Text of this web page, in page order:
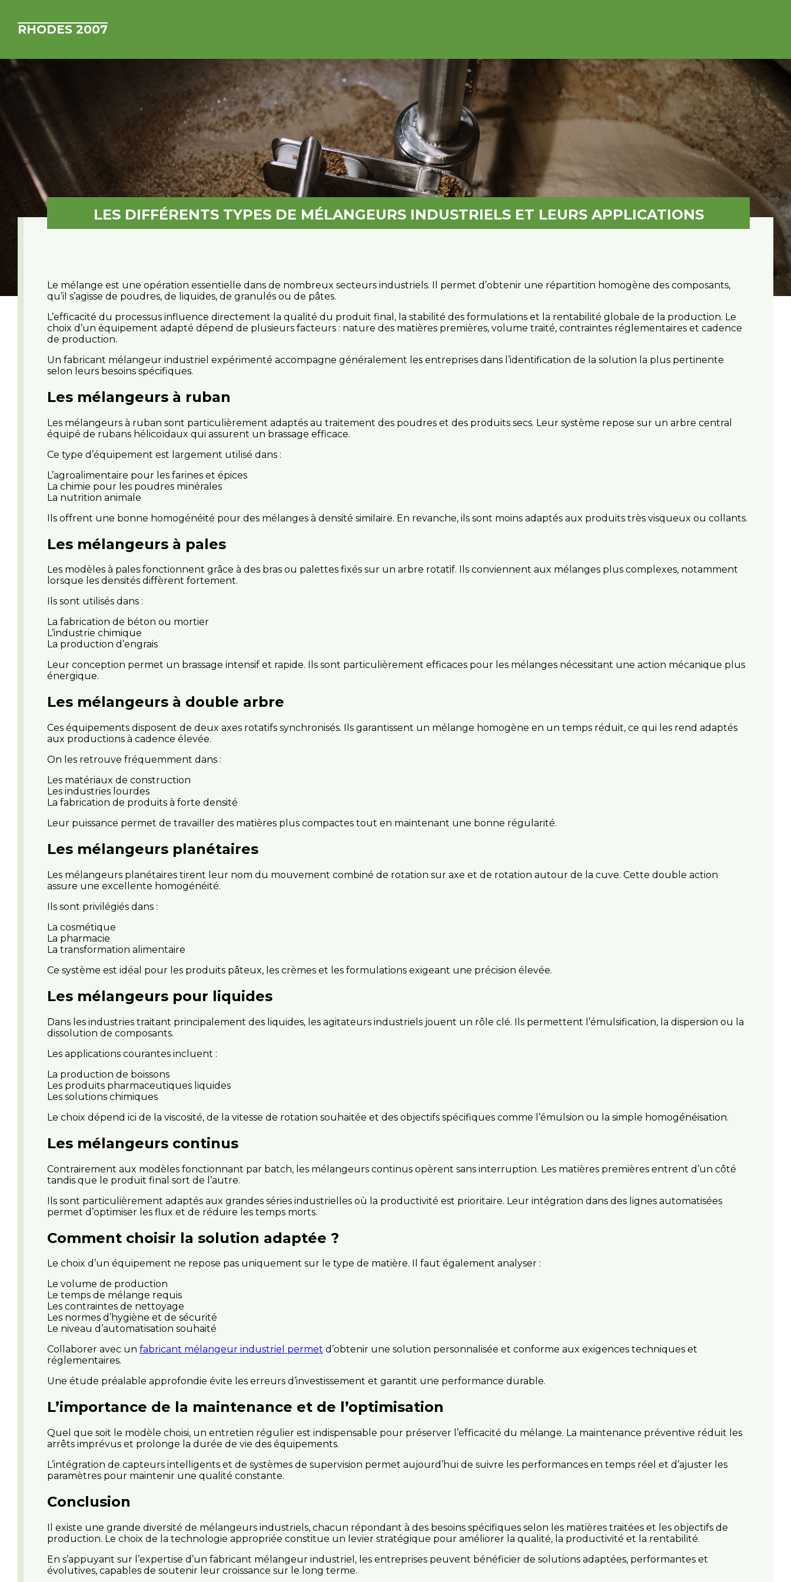
RHODES 2007
LES DIFFÉRENTS TYPES DE MÉLANGEURS INDUSTRIELS ET LEURS APPLICATIONS
Le mélange est une opération essentielle dans de nombreux secteurs industriels. Il permet d’obtenir une répartition homogène des composants,
qu’il s’agisse de poudres, de liquides, de granulés ou de pâtes.
L’efficacité du processus influence directement la qualité du produit final, la stabilité des formulations et la rentabilité globale de la production. Le
choix d’un équipement adapté dépend de plusieurs facteurs : nature des matières premières, volume traité, contraintes réglementaires et cadence
de production.
Un fabricant mélangeur industriel expérimenté accompagne généralement les entreprises dans l’identification de la solution la plus pertinente
selon leurs besoins spécifiques.
Les mélangeurs à ruban
Les mélangeurs à ruban sont particulièrement adaptés au traitement des poudres et des produits secs. Leur système repose sur un arbre central
équipé de rubans hélicoïdaux qui assurent un brassage efficace.
Ce type d’équipement est largement utilisé dans :
L’agroalimentaire pour les farines et épices
La chimie pour les poudres minérales
La nutrition animale
Ils offrent une bonne homogénéité pour des mélanges à densité similaire. En revanche, ils sont moins adaptés aux produits très visqueux ou collants.
Les mélangeurs à pales
Les modèles à pales fonctionnent grâce à des bras ou palettes fixés sur un arbre rotatif. Ils conviennent aux mélanges plus complexes, notamment
lorsque les densités diffèrent fortement.
Ils sont utilisés dans :
La fabrication de béton ou mortier
L’industrie chimique
La production d’engrais
Leur conception permet un brassage intensif et rapide. Ils sont particulièrement efficaces pour les mélanges nécessitant une action mécanique plus
énergique.
Les mélangeurs à double arbre
Ces équipements disposent de deux axes rotatifs synchronisés. Ils garantissent un mélange homogène en un temps réduit, ce qui les rend adaptés
aux productions à cadence élevée.
On les retrouve fréquemment dans :
Les matériaux de construction
Les industries lourdes
La fabrication de produits à forte densité
Leur puissance permet de travailler des matières plus compactes tout en maintenant une bonne régularité.
Les mélangeurs planétaires
Les mélangeurs planétaires tirent leur nom du mouvement combiné de rotation sur axe et de rotation autour de la cuve. Cette double action
assure une excellente homogénéité.
Ils sont privilégiés dans :
La cosmétique
La pharmacie
La transformation alimentaire
Ce système est idéal pour les produits pâteux, les crèmes et les formulations exigeant une précision élevée.
Les mélangeurs pour liquides
Dans les industries traitant principalement des liquides, les agitateurs industriels jouent un rôle clé. Ils permettent l’émulsification, la dispersion ou la
dissolution de composants.
Les applications courantes incluent :
La production de boissons
Les produits pharmaceutiques liquides
Les solutions chimiques
Le choix dépend ici de la viscosité, de la vitesse de rotation souhaitée et des objectifs spécifiques comme l’émulsion ou la simple homogénéisation.
Les mélangeurs continus
Contrairement aux modèles fonctionnant par batch, les mélangeurs continus opèrent sans interruption. Les matières premières entrent d’un côté
tandis que le produit final sort de l’autre.
Ils sont particulièrement adaptés aux grandes séries industrielles où la productivité est prioritaire. Leur intégration dans des lignes automatisées
permet d’optimiser les flux et de réduire les temps morts.
Comment choisir la solution adaptée ?
Le choix d’un équipement ne repose pas uniquement sur le type de matière. Il faut également analyser :
Le volume de production
Le temps de mélange requis
Les contraintes de nettoyage
Les normes d’hygiène et de sécurité
Le niveau d’automatisation souhaité
Collaborer avec un fabricant mélangeur industriel permet d’obtenir une solution personnalisée et conforme aux exigences techniques et
réglementaires.
Une étude préalable approfondie évite les erreurs d’investissement et garantit une performance durable.
L’importance de la maintenance et de l’optimisation
Quel que soit le modèle choisi, un entretien régulier est indispensable pour préserver l’efficacité du mélange. La maintenance préventive réduit les
arrêts imprévus et prolonge la durée de vie des équipements.
L’intégration de capteurs intelligents et de systèmes de supervision permet aujourd’hui de suivre les performances en temps réel et d’ajuster les
paramètres pour maintenir une qualité constante.
Conclusion
Il existe une grande diversité de mélangeurs industriels, chacun répondant à des besoins spécifiques selon les matières traitées et les objectifs de
production. Le choix de la technologie appropriée constitue un levier stratégique pour améliorer la qualité, la productivité et la rentabilité.
En s’appuyant sur l’expertise d’un fabricant mélangeur industriel, les entreprises peuvent bénéficier de solutions adaptées, performantes et
évolutives, capables de soutenir leur croissance sur le long terme.